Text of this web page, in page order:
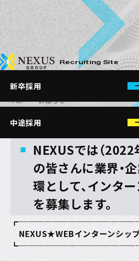
NEXUSホールディングス株式会社
Recruiting Site
新卒採用
中途採用
News
2022年度卒【
中】インター
お知らせ
TOP
お知らせ
2022年度卒【情報公開中】インターン
2020/09/01
NEXUSでは（2022
の皆さんに業界・
環として、インタ
を募集します。
NEXUS★WEBインターンシッ